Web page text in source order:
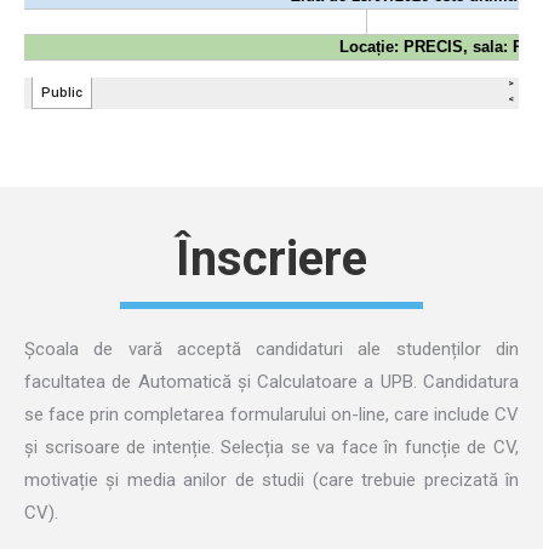
Înscriere
Școala de vară acceptă candidaturi ale studenților din
facultatea de Automatică și Calculatoare a UPB. Candidatura
se face prin completarea formularului on-line, care include CV
și scrisoare de intenție. Selecția se va face în funcție de CV,
motivație și media anilor de studii (care trebuie precizată în
CV).